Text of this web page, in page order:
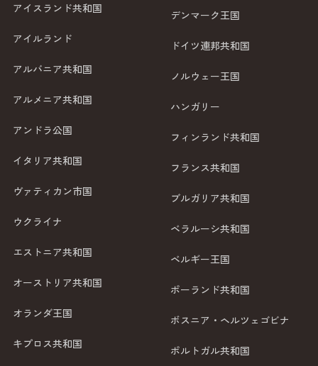
アイスランド共和国
アイルランド
アルバニア共和国
アルメニア共和国
アンドラ公国
イタリア共和国
ヴァティカン市国
ウクライナ
エストニア共和国
オーストリア共和国
オランダ王国
キプロス共和国
デンマーク王国
ドイツ連邦共和国
ノルウェー王国
ハンガリー
フィンランド共和国
フランス共和国
ブルガリア共和国
ベラルーシ共和国
ベルギー王国
ポーランド共和国
ボスニア・ヘルツェゴビナ
ポルトガル共和国